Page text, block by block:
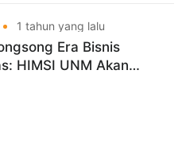
1 tahun yang lalu
Era Bisnis
HIMSI UNM Akan